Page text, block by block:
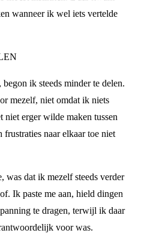
wanneer ik wel iets vertelde
ik steeds minder te delen.
mezelf, niet omdat ik niets
niet erger wilde maken tussen
naar elkaar toe niet
was dat ik mezelf steeds verder
Ik paste me aan, hield dingen
te dragen, terwijl ik daar
voor was.